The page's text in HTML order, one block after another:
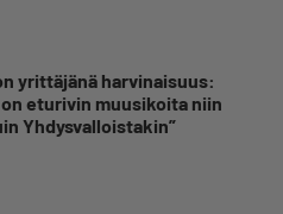
yrittäjänä harvinaisuus:
eturivin muusikoita niin
Yhdysvalloistakin”